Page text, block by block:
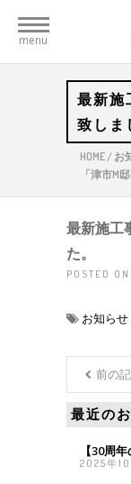
menu
最新施
致しま
HOME/ お
「津市M
最新施工
た。
POSTED
お知らせ
前の
最近の
【30周
2025年10